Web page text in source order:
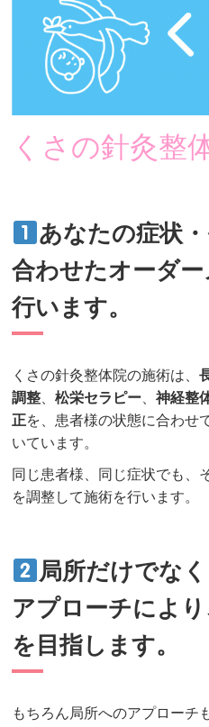
くさの針灸整
あなたの症状
合わせたオーダ
行います。
くさの針灸整体院の施術は、
調整 、松栄セラピー 、神経整
正を、患者様の状態に合わせ
いています。
同じ患者様、同じ症状でも、
を調整して施術を行います。
局所だけでな
アプローチによ
を目指します。
もちろん局所へのアプローチ